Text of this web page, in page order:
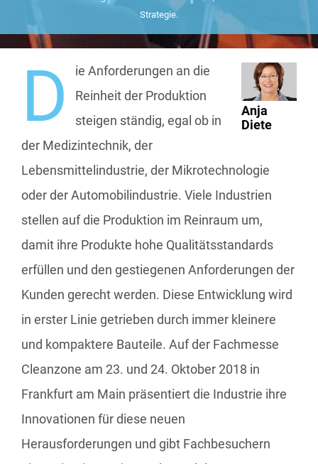
Strategie.
Anja
Diete
D
ie Anforderungen an die
Reinheit der Produktion
steigen ständig, egal ob in
der Medizintechnik, der
Lebensmittelindustrie, der Mikrotechnologie
oder der Automobilindustrie. Viele Industrien
stellen auf die Produktion im Reinraum um,
damit ihre Produkte hohe Qualitätsstandards
erfüllen und den gestiegenen Anforderungen der
Kunden gerecht werden. Diese Entwicklung wird
in erster Linie getrieben durch immer kleinere
und kompaktere Bauteile. Auf der Fachmesse
Cleanzone am 23. und 24. Oktober 2018 in
Frankfurt am Main präsentiert die Industrie ihre
Innovationen für diese neuen
Herausforderungen und gibt Fachbesuchern